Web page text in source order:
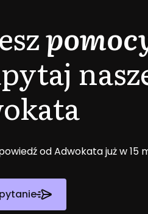
od Adwokata już w 15